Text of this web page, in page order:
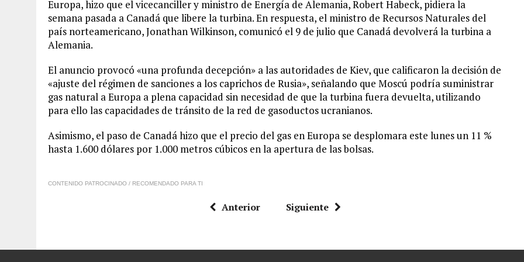
Europa, hizo que el vicecanciller y ministro de Energía de Alemania, Robert Habeck, pidiera la
semana pasada a Canadá que libere la turbina. En respuesta, el ministro de Recursos Naturales del
país norteamericano, Jonathan Wilkinson, comunicó el 9 de julio que Canadá devolverá la turbina a
Alemania.
El anuncio provocó «una profunda decepción» a las autoridades de Kiev, que calificaron la decisión de
«ajuste del régimen de sanciones a los caprichos de Rusia», señalando que Moscú podría suministrar
gas natural a Europa a plena capacidad sin necesidad de que la turbina fuera devuelta, utilizando
para ello las capacidades de tránsito de la red de gasoductos ucranianos.
Asimismo, el paso de Canadá hizo que el precio del gas en Europa se desplomara este lunes un 11 %
hasta 1.600 dólares por 1.000 metros cúbicos en la apertura de las bolsas.
CONTENIDO PATROCINADO / RECOMENDADO PARA TI
Anterior Siguiente